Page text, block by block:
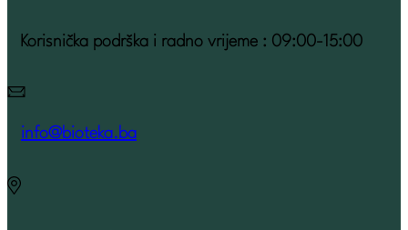
Korisnička podrška i radno vrijeme : 09:00-15:00
info@bioteka.ba